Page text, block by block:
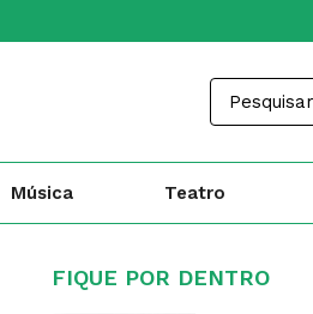
Música Teatro
FIQUE POR DENTRO